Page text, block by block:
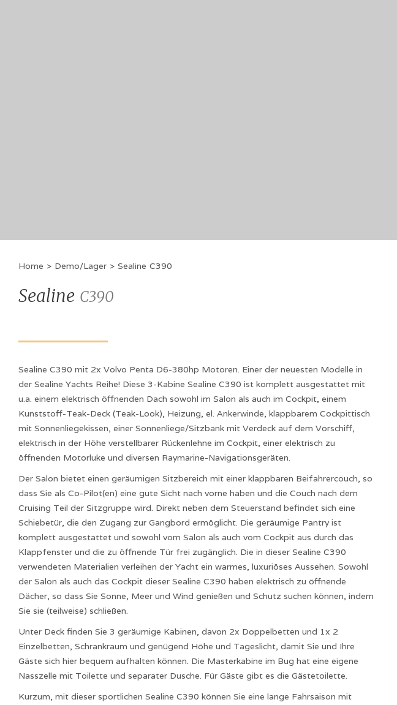
Home > Demo/Lager > Sealine C390
Sealine C390
Sealine C390 mit 2x Volvo Penta D6-380hp Motoren. Einer der neuesten Modelle in
der Sealine Yachts Reihe! Diese 3-Kabine Sealine C390 ist komplett ausgestattet mit
u.a. einem elektrisch öffnenden Dach sowohl im Salon als auch im Cockpit, einem
Kunststoff-Teak-Deck (Teak-Look), Heizung, el. Ankerwinde, klappbarem Cockpittisch
mit Sonnenliegekissen, einer Sonnenliege/Sitzbank mit Verdeck auf dem Vorschiff,
elektrisch in der Höhe verstellbarer Rückenlehne im Cockpit, einer elektrisch zu
öffnenden Motorluke und diversen Raymarine-Navigationsgeräten.
Der Salon bietet einen geräumigen Sitzbereich mit einer klappbaren Beifahrercouch, so
dass Sie als Co-Pilot(en) eine gute Sicht nach vorne haben und die Couch nach dem
Cruising Teil der Sitzgruppe wird. Direkt neben dem Steuerstand befindet sich eine
Schiebetür, die den Zugang zur Gangbord ermöglicht. Die geräumige Pantry ist
komplett ausgestattet und sowohl vom Salon als auch vom Cockpit aus durch das
Klappfenster und die zu öffnende Tür frei zugänglich. Die in dieser Sealine C390
verwendeten Materialien verleihen der Yacht ein warmes, luxuriöses Aussehen. Sowohl
der Salon als auch das Cockpit dieser Sealine C390 haben elektrisch zu öffnende
Dächer, so dass Sie Sonne, Meer und Wind genießen und Schutz suchen können, indem
Sie sie (teilweise) schließen.
Unter Deck finden Sie 3 geräumige Kabinen, davon 2x Doppelbetten und 1x 2
Einzelbetten, Schrankraum und genügend Höhe und Tageslicht, damit Sie und Ihre
Gäste sich hier bequem aufhalten können. Die Masterkabine im Bug hat eine eigene
Nasszelle mit Toilette und separater Dusche. Für Gäste gibt es die Gästetoilette.
Kurzum, mit dieser sportlichen Sealine C390 können Sie eine lange Fahrsaison mit